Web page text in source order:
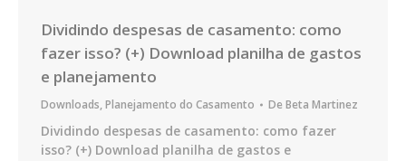
Dividindo despesas de casamento: como
fazer isso? (+) Download planilha de gastos
e planejamento
Downloads,Planejamento do Casamento De Beta Martinez
Dividindo despesas de casamento: como fazer
isso? (+) Download planilha de gastos e